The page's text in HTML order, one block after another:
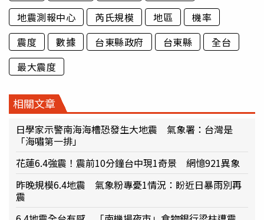
地震測報中心
芮氏規模 地區
機率
震度
數據 台東縣政府 台東縣
全台
最大震度
相關文章
日學家示警南海海槽恐發生大地震 氣象署：台灣是
「海嘯第一排」
花蓮6.4強震！震前10分鐘台中現1奇景 網憶921異象
昨晚規模6.4地震 氣象粉專憂1情況：盼近日暴雨別再
震